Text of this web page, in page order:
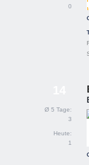
0
Ø 5 Tage:
3
Heute:
1